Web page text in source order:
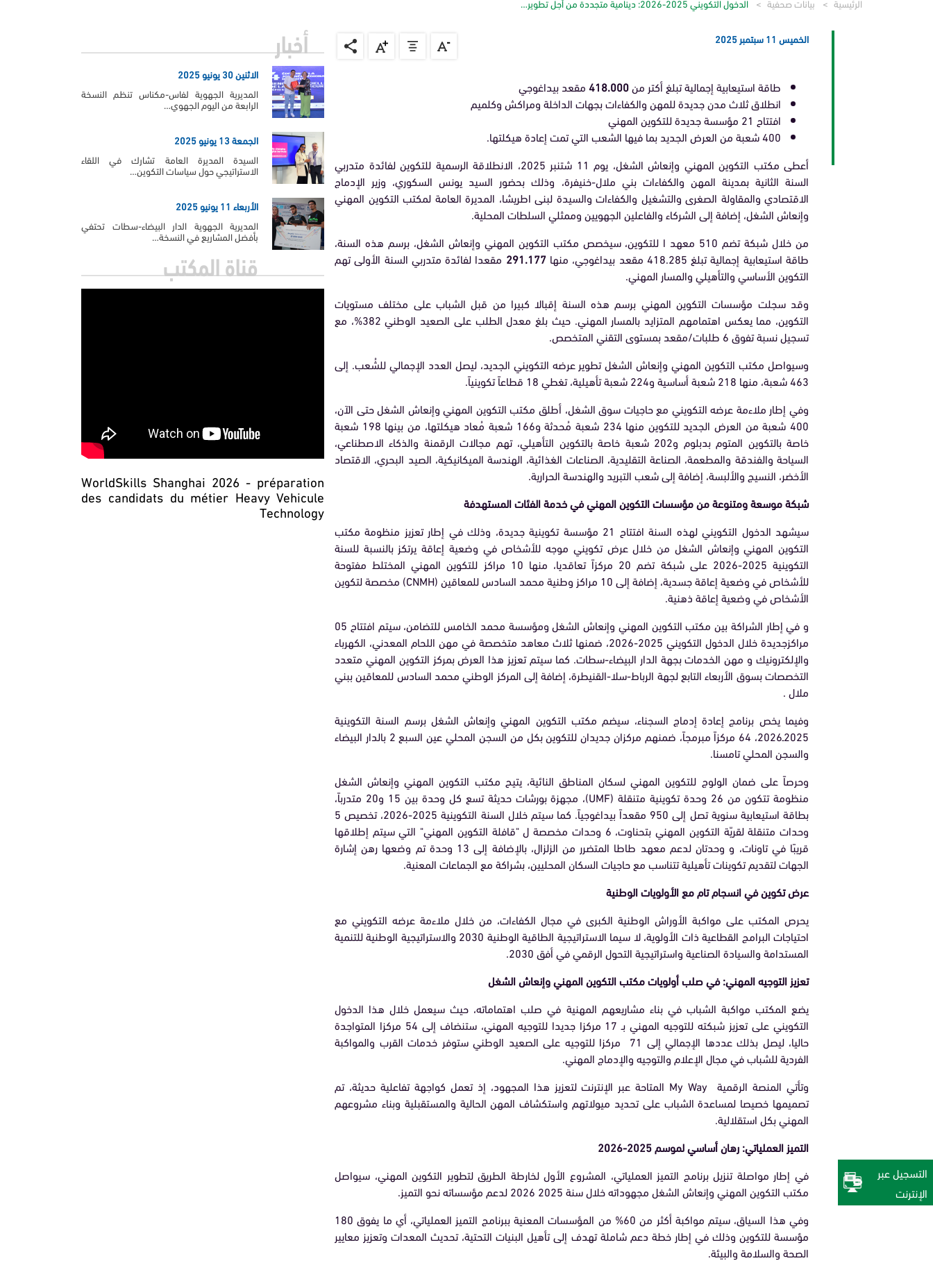
الأسئلة المتداولة القانون الداخلي تواصل معنا
الخميس 11 سبتمبر 2025
طاقة استيعابية إجمالية تبلغ أكتر من418.000مقعد بيداغوجي
انطلاق ثلاث مدن جديدة للمهن والكفاءات بجهات الداخلة ومراكش وكلميم
افتتاح 21 مؤسسة جديدة للتكوين المهني
400 شعبة من العرض الجديد بما فيها الشعب التي تمت إعادة هيكلتها.
أعطى مكتب التكوين المهني وإنعاش الشغل، يوم 11 شتنبر 2025، الانطلاقة الرسمية للتكوين لفائدة متدربي
السنة الثانية بمدينة المهن والكفاءات بني ملال-خنيفرة، وذلك بحضور السيد يونس السكوري، وزير الإدماج
الاقتصادي والمقاولة الصغرى والتشغيل والكفاءات والسيدة لبنى اطريشا، المديرة العامة لمكتب التكوين المهني
وإنعاش الشغل، إضافة إلى الشركاء والفاعلين الجهويين وممثلي السلطات المحلية.
من خلال شبكة تضم 510 معهد ا للتكوين، سيخصص مكتب التكوين المهني وإنعاش الشغل، برسم هذه السنة،
طاقة استيعابية إجمالية تبلغ 418.285 مقعد بيداغوجي، منها
291.177 مقعدا لفائدة متدربي السنة الأولى تهم
التكوين الأساسي والتأهيلي والمسار المهني.
وقد سجلت مؤسسات التكوين المهني برسم هذه السنة إقبالا كبيرا من قبل الشباب على مختلف مستويات
التكوين، مما يعكس اهتمامهم المتزايد بالمسار المهني. حيث بلغ معدل الطلب على الصعيد الوطني 382%، مع
تسجيل نسبة تفوق 6 طلبات/مقعد بمستوى التقني المتخصص.
وسيواصل مكتب التكوين المهني وإنعاش الشغل تطوير عرضه التكويني الجديد، ليصل العدد الإجمالي للشُعب. إلى
463 شعبة، منها 218 شعبة أساسية و224 شعبة تأهيلية، تغطي 18 قطاعاً تكوينياً.
وفي إطار ملاءمة عرضه التكويني مع حاجيات سوق الشغل، أطلق مكتب التكوين المهني وإنعاش الشغل حتى الآن،
400 شعبة من العرض الجديد للتكوين منها 234 شعبة مُحدثة و166 شعبة مُعاد هيكلتها، من بينها 198 شعبة
خاصة بالتكوين المتوم بدبلوم و202 شعبة خاصة بالتكوين التأهيلي، تهم مجالات الرقمنة والذكاء الاصطناعي،
السياحة والفندقة والمطعمة، الصناعة التقليدية، الصناعات الغذائية، الهندسة الميكانيكية، الصيد البحري، الاقتصاد
الأخضر، النسيج والألبسة، إضافة إلى شعب التبريد والهندسة الحرارية.
شبكة موسعة ومتنوعة من مؤسسات التكوين المهني في خدمة الفئات المستهدفة
سيشهد الدخول التكويني لهذه السنة افتتاح 21 مؤسسة تكوينية جديدة، وذلك في إطار تعزيز منظومة مكتب
التكوين المهني وإنعاش الشغل من خلال عرض تكويني موجه للأشخاص في وضعية إعاقة يرتكز بالنسبة للسنة
التكوينية 2025-2026 على شبكة تضم 20 مركزاً تعاقديا، منها 10 مراكز للتكوين المهني المختلط مفتوحة
للأشخاص في وضعية إعاقة جسدية، إضافة إلى 10 مراكز وطنية محمد السادس للمعاقين (CNMH) مخصصة لتكوين
الأشخاص في وضعية إعاقة ذهنية.
و في إطار الشراكة بين مكتب التكوين المهني وإنعاش الشغل ومؤسسة محمد الخامس للتضامن، سيتم افتتاح 05
مراكزجديدة خلال الدخول التكويني 2025-2026، ضمنها ثلاث معاهد متخصصة في مهن اللحام المعدني، الكهرباء
والإلكترونيك و مهن الخدمات بجهة الدار البيضاء-سطات. كما سيتم تعزيز هذا العرض بمركز التكوين المهني متعدد
التخصصات بسوق الأربعاء التابع لجهة الرباط-سلا-القنيطرة، إضافة إلى المركز الوطني محمد السادس للمعاقين ببني
ملال .
وفيما يخص برنامج إعادة إدماج السجناء، سيضم مكتب التكوين المهني وإنعاش الشغل برسم السنة التكوينية
2025ـ2026، 64 مركزاً مبرمجاً، ضمنهم مركزان جديدان للتكوين بكل من السجن المحلي عين السبع 2 بالدار البيضاء
والسجن المحلي تامسنا.
وحرصاً على ضمان الولوج للتكوين المهني لسكان المناطق النائية، يتيح مكتب التكوين المهني وإنعاش الشغل
منظومة تتكون من 26 وحدة تكوينية متنقلة (UMF)، مجهزة بورشات حديثة تسع كل وحدة بين 15 و20 متدرباً،
بطاقة استيعابية سنوية تصل إلى 950 مقعداً بيداغوجياً. كما سيتم خلال السنة التكوينية 2025-2026، تخصيص 5
وحدات متنقلة لقريّة التكوين المهني بتحناوت، 6 وحدات مخصصة ل "قافلة التكوين المهني" التي سيتم إطلاقها
قريبًا في تاونات، و وحدتان لدعم معهد طاطا المتضرر من الزلزال، بالإضافة إلى 13 وحدة تم وضعها رهن إشارة
الجهات لتقديم تكوينات تأهيلية تتناسب مع حاجيات السكان المحليين، بشراكة مع الجماعات المعنية.
عرض تكوين في انسجام تام مع الأولويات الوطنية
يحرص المكتب على مواكبة الأوراش الوطنية الكبرى في مجال الكفاءات، من خلال ملاءمة عرضه التكويني مع
احتياجات البرامج القطاعية ذات الأولوية، لا سيما الاستراتيجية الطاقية الوطنية 2030 والاستراتيجية الوطنية للتنمية
المستدامة والسيادة الصناعية واستراتيجية التحول الرقمي في أفق 2030.
تعزيز التوجيه المهني: في صلب أولويات مكتب التكوين المهني وإنعاش الشغل
يضع المكتب مواكبة الشباب في بناء مشاريعهم المهنية في صلب اهتماماته، حيث سيعمل خلال هذا الدخول
التكويني على تعزيز شبكته للتوجيه المهني بـ 17 مركزا جديدا للتوجيه المهني، ستنضاف إلى 54 مركزا المتواجدة
حاليا، ليصل بذلك عددها الإجمالي إلى 71 مركزا للتوجيه على الصعيد الوطني ستوفر خدمات القرب والمواكبة
الفردية للشباب في مجال الإعلام والتوجيه والإدماج المهني.
وتأتي المنصة الرقمية My Way المتاحة عبر الإنترنت لتعزيز هذا المجهود، إذ تعمل كواجهة تفاعلية حديثة، تم
تصميمها خصيصا لمساعدة الشباب على تحديد ميولاتهم واستكشاف المهن الحالية والمستقبلية وبناء مشروعهم
المهني بكل استقلالية.
التميز العملياتي: رهان أساسي لموسم 2025-2026
في إطار مواصلة تنزيل برنامج التميز العملياتي، المشروع الأول لخارطة الطريق لتطوير التكوين المهني، سيواصل
مكتب التكوين المهني وإنعاش الشغل مجهوداته خلال سنة 2025 2026 لدعم مؤسساته نحو التميز.
وفي هذا السياق، سيتم مواكبة أكثر من 60% من المؤسسات المعنية ببرنامج التميز العملياتي، أي ما يفوق 180
مؤسسة للتكوين وذلك في إطار خطة دعم شاملة تهدف إلى تأهيل البنيات التحتية، تحديث المعدات وتعزيز معايير
الصحة والسلامة والبيئة.
أخبار
الاثنين 30 يونيو 2025
المديرية الجهوية لفاس-مكناس تنظم النسخة
الرابعة من اليوم الجهوي…
الجمعة 13 يونيو 2025
السيدة المديرة العامة تشارك في اللقاء
الاستراتيجي حول سياسات التكوين…
الأربعاء 11 يونيو 2025
المديرية الجهوية الدار البيضاء-سطات تحتفي
بأفضل المشاريع في النسخة…
قناة المكتب
WorldSkills Shanghai 2026 - préparation
des candidats du métier Heavy Vehicule
Technology
التسجيل عبر
الإنترنت‎